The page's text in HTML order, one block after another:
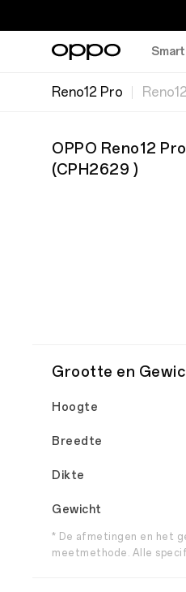
Reno12 Pro Reno12
OPPO Reno12
(CPH2629 )
Grootte en
Hoogte
Breedte
Dikte
Gewicht
* De afmetingen en het
meetmethode. Alle